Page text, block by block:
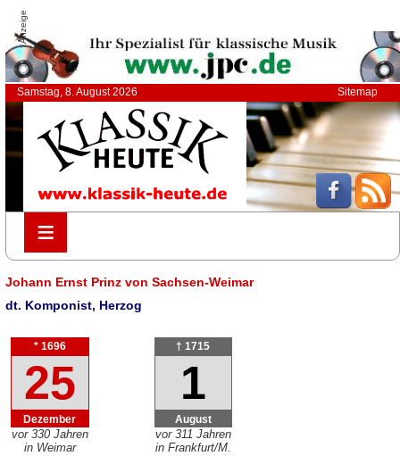
Anzeige
Samstag, 8. August 2026 Sitemap
≡
≡
Johann Ernst Prinz von Sachsen-Weimar
dt. Komponist, Herzog
* 1696
25
Dezember
vor 330 Jahren
in Weimar
† 1715
1
August
vor 311 Jahren
in Frankfurt/M.